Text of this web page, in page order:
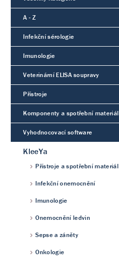
A - Z
Infekční sérologie
Imunologie
Veterinární ELISA soupravy
Přístroje
Komponenty a spotřební materiál
Vyhodnocovací software
KleeYa
Přístroje a spotřební materiál
Infekční onemocnění
Imunologie
Onemocnění ledvin
Sepse a záněty
Onkologie